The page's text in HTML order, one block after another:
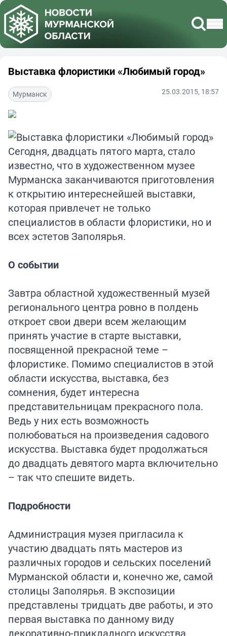
Выставка флористики «Любимый город»
Мурманск 25.03.2015, 18:57
Сегодня, двадцать пятого марта, стало
известно, что в художественном музее
Мурманска заканчиваются приготовления
к открытию интереснейшей выставки,
которая привлечет не только
специалистов в области флористики, но и
всех эстетов Заполярья.
О событии
Завтра областной художественный музей
регионального центра ровно в полдень
откроет свои двери всем желающим
принять участие в старте выставки,
посвященной прекрасной теме –
флористике. Помимо специалистов в этой
области искусства, выставка, без
сомнения, будет интересна
представительницам прекрасного пола.
Ведь у них есть возможность
полюбоваться на произведения садового
искусства. Выставка будет продолжаться
до двадцать девятого марта включительно
– так что спешите видеть.
Подробности
Администрация музея пригласила к
участию двадцать пять мастеров из
различных городов и сельских поселений
Мурманской области и, конечно же, самой
столицы Заполярья. В экспозиции
представлены тридцать две работы, и это
первая выставка по данному виду
декоративно-прикладного искусства,